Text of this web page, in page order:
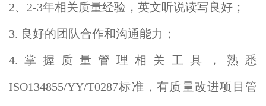
2、2-3年相关质量经验，英文听说读写良好；
3. 良好的团队合作和沟通能力；
4.掌握质量管理相关工具，熟悉
ISO134855/YY/T0287标准，有质量改进项目管